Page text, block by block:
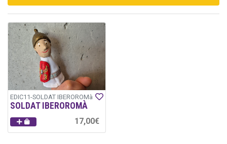
EDIC11-SOLDAT IBEROROMà
SOLDAT IBEROROMÀ
17,00€